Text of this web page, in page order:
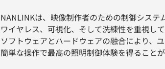
NANLINKは、映像制作者のための制御システ
ワイヤレス、可視化、そして洗練性を重視して
ソフトウェアとハ​​ードウェアの融合により、
簡単な操作で最高の照明制御体験を得ることが